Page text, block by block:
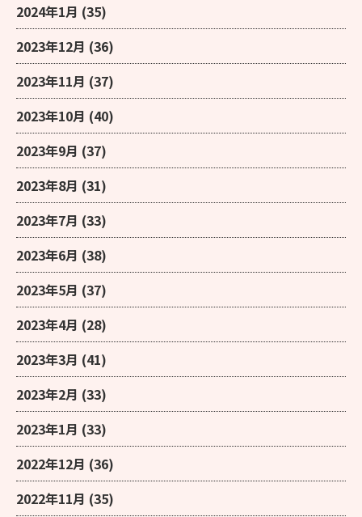
2024年1月 (35)
2023年12月 (36)
2023年11月 (37)
2023年10月 (40)
2023年9月 (37)
2023年8月 (31)
2023年7月 (33)
2023年6月 (38)
2023年5月 (37)
2023年4月 (28)
2023年3月 (41)
2023年2月 (33)
2023年1月 (33)
2022年12月 (36)
2022年11月 (35)